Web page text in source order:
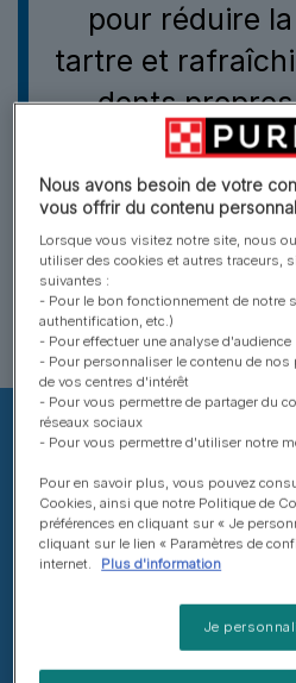
pour réduire
tartre et
dents
fraîche et
! Alors, qui
plus
Spoiler : on
votre
Nous avons besoin de votre
vous offrir du contenu
Lorsque vous visitez notre site, nous
utiliser des cookies et autres traceurs,
suivantes :
- Pour le bon fonctionnement de notre
authentification, etc.)
- Pour effectuer une analyse d'audience
- Pour personnaliser le contenu de
de vos centres d'intérêt
- Pour vous permettre de partager du
réseaux sociaux
- Pour vous permettre d'utiliser notre
Pour en savoir plus, vous pouvez
Cookies, ainsi que notre Politique de
préférences en cliquant sur « Je
cliquant sur le lien « Paramètres de
internet.
Plus d'information
Je